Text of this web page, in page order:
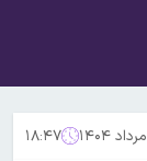
۱۸:۴۷